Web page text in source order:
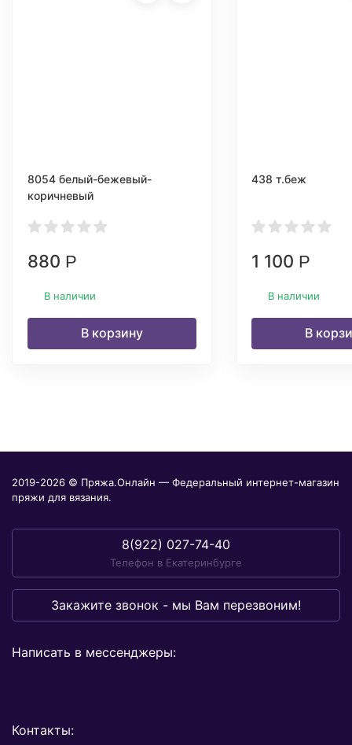
8054 белый-бежевый-
коричневый
880 Р
В наличии
В корзину
438 т.беж
1 100 Р
В наличии
В
2019-2026 © Пряжа.Онлайн — Федеральный интернет-магазин
пряжи для вязания.
8(922) 027-74-40
Телефон в Екатеринбурге
Закажите звонок - мы Вам перезвоним!
Написать в мессенджеры:
Контакты: